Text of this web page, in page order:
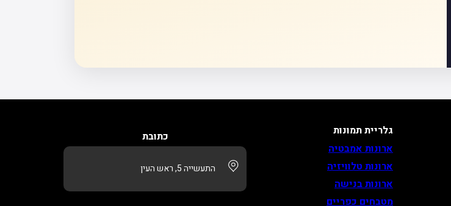
גלריית תמונות
ארונות אמבטיה
ארונות טלוויזיה
ארונות בנישה
מטבחים כפריים
כתובת
התעשייה 5, ראש העין